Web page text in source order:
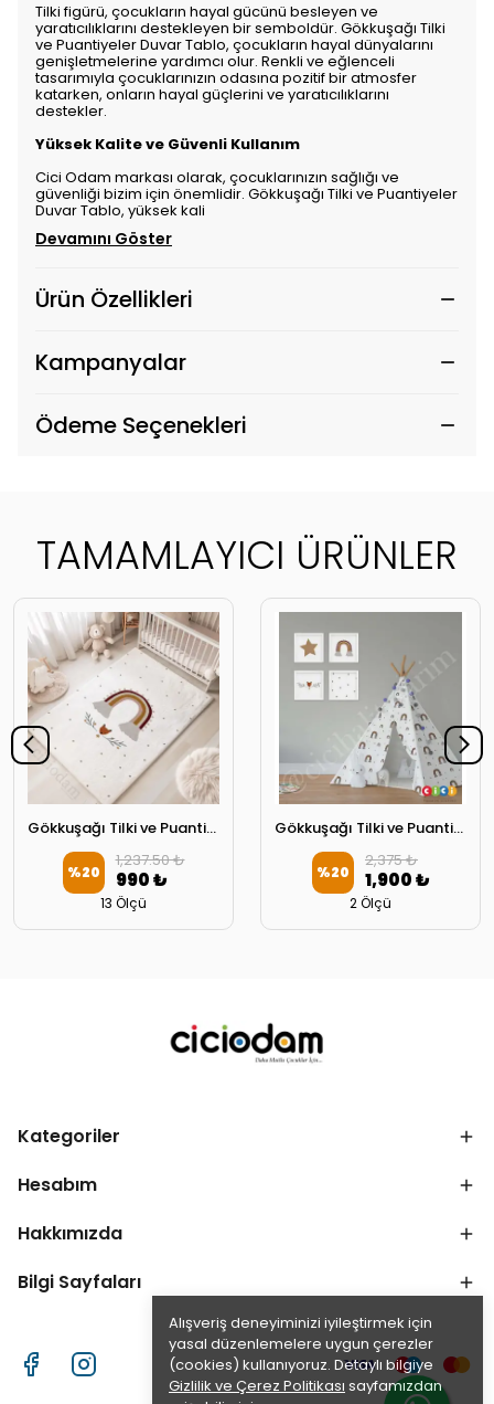
Alışveriş deneyiminizi iyileştirmek için
yasal düzenlemelere uygun çerezler
(cookies) kullanıyoruz. Detaylı bilgiye
Gizlilik ve Çerez Politikası sayfamızdan
Tilki figürü, çocukların hayal gücünü besleyen ve
yaratıcılıklarını destekleyen bir semboldür. Gökkuşağı Tilki
ve Puantiyeler Duvar Tablo, çocukların hayal dünyalarını
genişletmelerine yardımcı olur. Renkli ve eğlenceli
tasarımıyla çocuklarınızın odasına pozitif bir atmosfer
katarken, onların hayal güçlerini ve yaratıcılıklarını
destekler.
Yüksek Kalite ve Güvenli Kullanım
Cici Odam markası olarak, çocuklarınızın sağlığı ve
güvenliği bizim için önemlidir. Gökkuşağı Tilki ve Puantiyeler
Duvar Tablo, yüksek kali
Devamını Göster
Ürün Özellikleri
Kampanyalar
Ödeme Seçenekleri
TAMAMLAYICI ÜRÜNLER
Gökkuşağı Tilki ve Puantiyeler Çocuk Halısı
%20
1,237.50 ₺
990 ₺
13 Ölçü
Gökkuşağı Tilki ve Puantiyeler Oyun Çadırı
%20
2,375 ₺
1,900 ₺
2 Ölçü
Kategoriler
Hesabım
Hakkımızda
Bilgi Sayfaları